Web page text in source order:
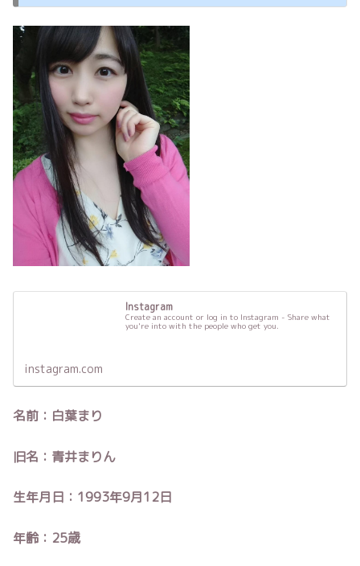
Instagram
Create an account or log in to Instagram - Share what
you're into with the people who get you.
instagram.com
名前：白葉まり
旧名：青井まりん
生年月日：1993年9月12日
年齢：25歳